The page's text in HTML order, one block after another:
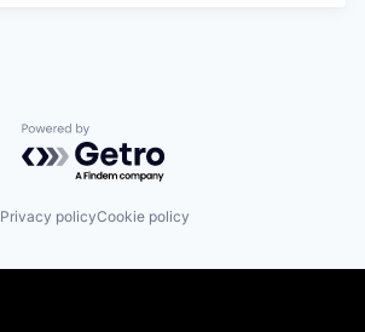
Powered by Getro.com
Privacy policyCookie policy